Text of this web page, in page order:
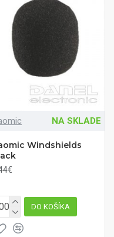
NA SKLADE
Windshields
DO KOŠÍKA